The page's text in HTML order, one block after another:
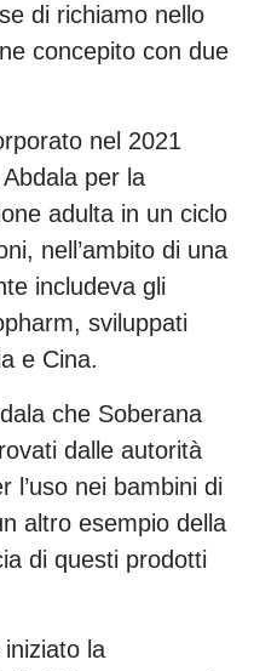
di richiamo nello
concepito con due
nel 2021
Abdala per la
adulta in un ciclo
nell’ambito di una
includeva gli
sviluppati
e Cina.
che Soberana
dalle autorità
l’uso nei bambini di
altro esempio della
di questi prodotti
la